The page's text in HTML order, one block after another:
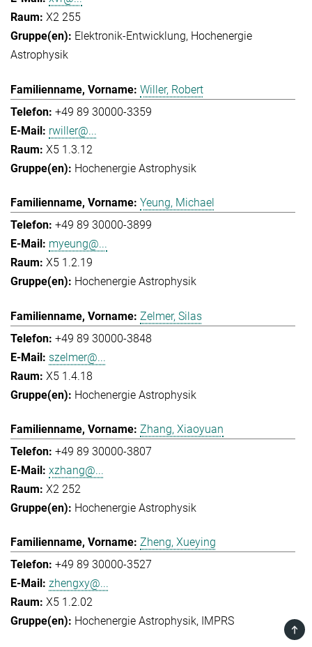
X2 255
Elektronik-Entwicklung Hochenergie
Astrophysik
Willer, Robert
+49 89 30000-3359
rwiller@...
X5 1.3.12
Hochenergie Astrophysik
Yeung, Michael
+49 89 30000-3899
myeung@...
X5 1.2.19
Hochenergie Astrophysik
Zelmer, Silas
+49 89 30000-3848
szelmer@...
X5 1.4.18
Hochenergie Astrophysik
Zhang, Xiaoyuan
+49 89 30000-3807
xzhang@...
X2 252
Hochenergie Astrophysik
Zheng, Xueying
+49 89 30000-3527
zhengxy@...
X5 1.2.02
Hochenergie Astrophysik
IMPRS
TOP